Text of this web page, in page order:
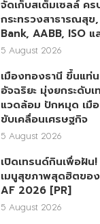
จัดเก็บสเต็มเซลล์ ค
กระทรวงสาธารณสุ
Bank, AABB, ISO แ
5 August 2026
เมืองทองธานี ขึ้นแท่
อัจฉริยะ มุ่งยกระดับเ
แวดล้อม ปักหมุด เมื
ขับเคลื่อนเศรษฐกิจ
5 August 2026
เปิดเทรนด์กินเพื่อฝัน
เมนูสุขภาพสุดฮิตขอ
AF 2026 [PR]
5 August 2026